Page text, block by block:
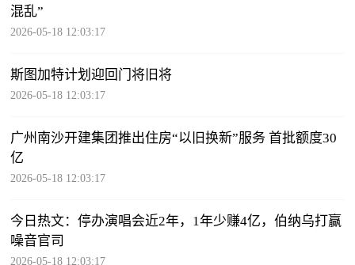
混乱”
2026-05-18 12:03:17
斯图加特计划迎回门将旧将
2026-05-18 12:03:17
广州南沙开建集团推出住房“以旧换新”服务 首批额度30
亿
2026-05-18 12:03:17
今日热文：停办演唱会近2年，1年少赚4亿，伯纳乌打赢
噪音官司
2026-05-18 12:03:17